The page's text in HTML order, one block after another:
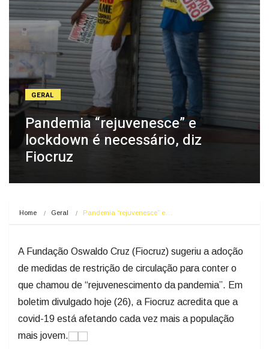
GERAL
Pandemia “rejuvenesce” e
lockdown é necessário, diz
Fiocruz
Home Geral Pandemia “rejuvenesce” e…
A Fundação Oswaldo Cruz (Fiocruz) sugeriu a adoção
de medidas de restrição de circulação para conter o
que chamou de “rejuvenescimento da pandemia”. Em
boletim divulgado hoje (26), a Fiocruz acredita que a
covid-19 está afetando cada vez mais a população
mais jovem.